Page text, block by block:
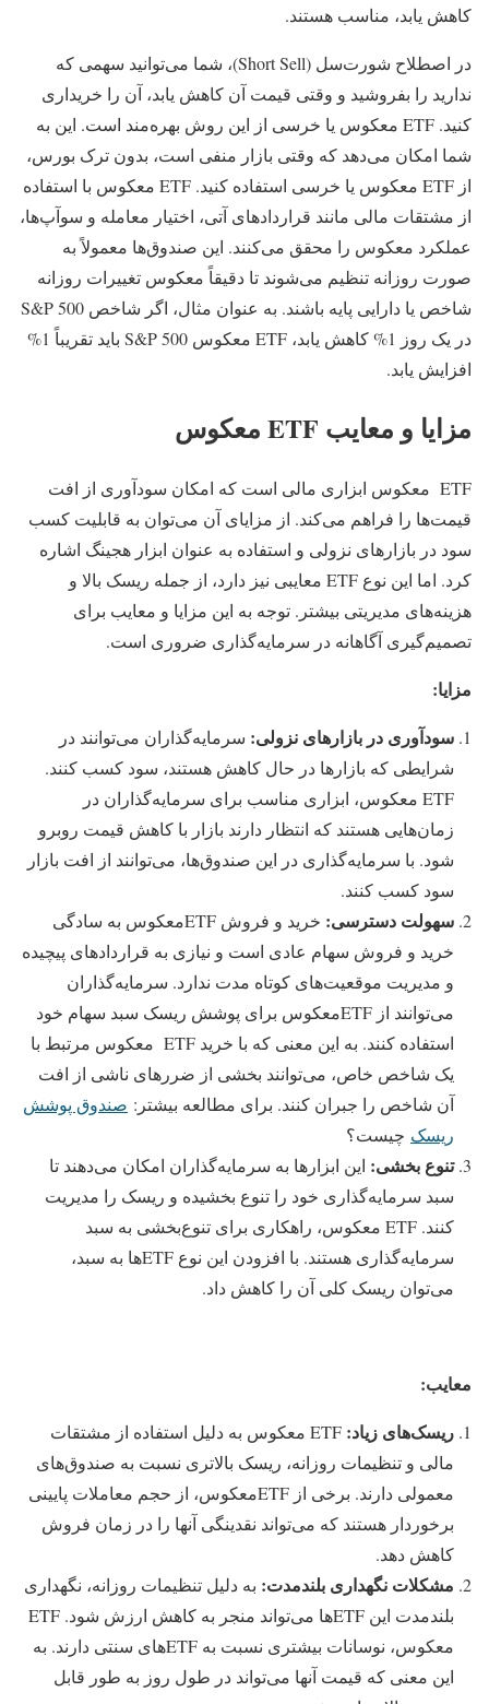
کاهش یابد، مناسب هستند.
در اصطلاح شورت‌سل (Short Sell)، شما می‌توانید سهمی که
ندارید را بفروشید و وقتی قیمت آن کاهش یابد، آن را خریداری
کنید. ETF معکوس یا خرسی از این روش بهره‌مند است. این به
شما امکان می‌دهد که وقتی بازار منفی است، بدون ترک بورس،
از ETF معکوس یا خرسی استفاده کنید. ETF‌ معکوس با استفاده
از مشتقات مالی مانند قراردادهای آتی، اختیار معامله و سوآپ‌ها،
عملکرد معکوس را محقق می‌کنند. این صندوق‌ها معمولاً به
صورت روزانه تنظیم می‌شوند تا دقیقاً معکوس تغییرات روزانه
شاخص یا دارایی پایه باشند. به عنوان مثال، اگر شاخص S&P 500
در یک روز 1% کاهش یابد، ETF معکوس S&P 500 باید تقریباً 1%
افزایش یابد.
مزایا و معایب ETF معکوس
ETF معکوس ابزاری مالی است که امکان سودآوری از افت
قیمت‌ها را فراهم می‌کند. از مزایای آن می‌توان به قابلیت کسب
سود در بازارهای نزولی و استفاده به عنوان ابزار هجینگ اشاره
کرد. اما این نوع ETF معایبی نیز دارد، از جمله ریسک بالا و
هزینه‌های مدیریتی بیشتر. توجه به این مزایا و معایب برای
تصمیم‌گیری آگاهانه در سرمایه‌گذاری ضروری است.
مزایا:
سودآوری در بازارهای نزولی: سرمایه‌گذاران می‌توانند در
شرایطی که بازارها در حال کاهش هستند، سود کسب کنند.
ETF معکوس، ابزاری مناسب برای سرمایه‌گذاران در
زمان‌هایی هستند که انتظار دارند بازار با کاهش قیمت روبرو
شود. با سرمایه‌گذاری در این صندوق‌ها، می‌توانند از افت بازار
سود کسب کنند.
سهولت دسترسی:
خرید و فروش ETFمعکوس به سادگی
خرید و فروش سهام عادی است و نیازی به قراردادهای پیچیده
و مدیریت موقعیت‌های کوتاه مدت ندارد. سرمایه‌گذاران
می‌توانند از ETFمعکوس برای پوشش ریسک سبد سهام خود
استفاده کنند. به این معنی که با خرید ETF معکوس مرتبط با
یک شاخص خاص، می‌توانند بخشی از ضررهای ناشی از افت
آن شاخص را جبران کنند. برای مطالعه بیشتر: صندوق پوشش
ریسک چیست؟
تنوع بخشی: این ابزارها به سرمایه‌گذاران امکان می‌دهند تا
سبد سرمایه‌گذاری خود را تنوع بخشیده و ریسک را مدیریت
کنند. ETF معکوس، راهکاری برای تنوع‌بخشی به سبد
سرمایه‌گذاری هستند. با افزودن این نوع ETFها به سبد،
می‌توان ریسک کلی آن را کاهش داد.
معایب:
ریسک‌های زیاد:
ETF معکوس به دلیل استفاده از مشتقات
مالی و تنظیمات روزانه، ریسک بالاتری نسبت به صندوق‌های
معمولی دارند. برخی از ETFمعکوس، از حجم معاملات پایینی
برخوردار هستند که می‌تواند نقدینگی آنها را در زمان فروش
کاهش دهد.
مشکلات نگهداری بلندمدت: به دلیل تنظیمات روزانه، نگهداری
بلندمدت این ETF‌ها می‌تواند منجر به کاهش ارزش شود. ETF
معکوس، نوسانات بیشتری نسبت به ETFهای سنتی دارند. به
این معنی که قیمت آنها می‌تواند در طول روز به طور قابل